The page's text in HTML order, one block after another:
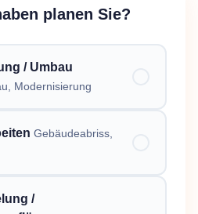
planen Sie?
/ Umbau
Modernisierung
Gebäudeabriss,
/